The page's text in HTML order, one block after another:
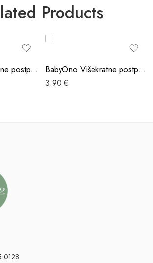
Products
BabyOno Višekratne postporođajne mrežaste gaćice 2 komada XL BabyOno Višekratne postporođajne mrežaste gaćice 2 komada M
3.90 €
0128